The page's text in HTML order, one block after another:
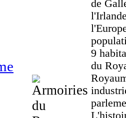
de
9
du